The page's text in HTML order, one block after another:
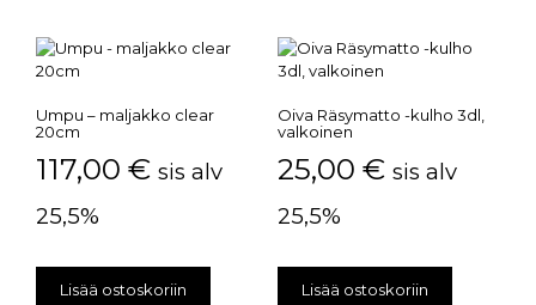
Umpu – maljakko clear
20cm
117,00 € sis alv
25,5%
Lisää ostoskoriin
Oiva Räsymatto -kulho 3dl,
valkoinen
25,00 € sis alv
25,5%
Lisää ostoskoriin